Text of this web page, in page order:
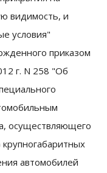
видимость, и
условия"
приказом
г. N 258 "Об
осуществляющего
автомобилей